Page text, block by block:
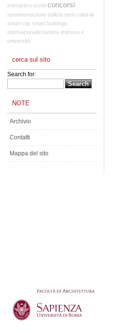
energetico scritti concorsi
sperimentazione edilizia beni culturali
smart city smart buildings
internazionalizzazione impresa e
università
cerca sul sito
Search for:
NOTE
Archivio
Contatti
Mappa del sito